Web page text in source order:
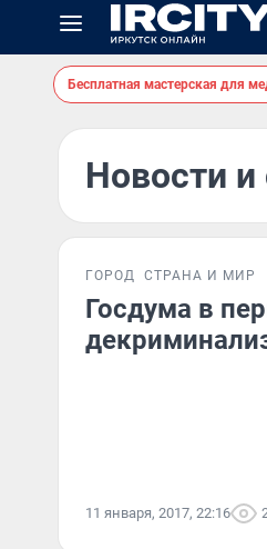
Бесплатная мастерская для
Новости и
ГОРОД СТРАНА И МИР
Госдума в
11 января, 2017, 22:16